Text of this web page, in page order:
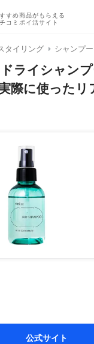
すめ商品がもらえる
コミポイ活サイト
タイリング シャンプー
ライシャンプ
際に使ったリ
公式サイト